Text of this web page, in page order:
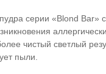
серии «Blond Bar»
чистый светлый
пыли.